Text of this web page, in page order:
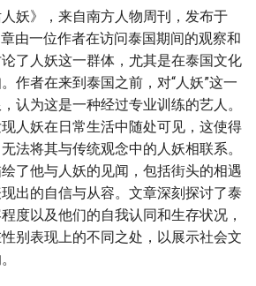
妖》，来自南方人物周刊，发布于
由一位作者在访问泰国期间的观察和
了人妖这一群体，尤其是在泰国文化
作者在来到泰国之前，对“人妖”这一
认为这是一种经过专业训练的艺人。
人妖在日常生活中随处可见，这使得
法将其与传统观念中的人妖相联系。
了他与人妖的见闻，包括街头的相遇
出的自信与从容。文章深刻探讨了泰
度以及他们的自我认同和生存状况，
别表现上的不同之处，以展示社会文